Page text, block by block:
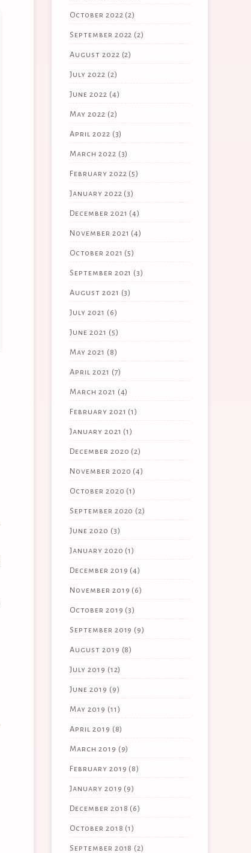
October 2022 (2)
September 2022 (2)
August 2022 (2)
July 2022 (2)
June 2022 (4)
May 2022 (2)
April 2022 (3)
March 2022 (3)
February 2022 (5)
January 2022 (3)
December 2021 (4)
November 2021 (4)
October 2021 (5)
September 2021 (3)
August 2021 (3)
July 2021 (6)
June 2021 (5)
May 2021 (8)
April 2021 (7)
March 2021 (4)
February 2021 (1)
January 2021 (1)
December 2020 (2)
November 2020 (4)
October 2020 (1)
September 2020 (2)
June 2020 (3)
January 2020 (1)
December 2019 (4)
November 2019 (6)
October 2019 (3)
September 2019 (9)
August 2019 (8)
July 2019 (12)
June 2019 (9)
May 2019 (11)
April 2019 (8)
March 2019 (9)
February 2019 (8)
January 2019 (9)
December 2018 (6)
October 2018 (1)
September 2018 (2)